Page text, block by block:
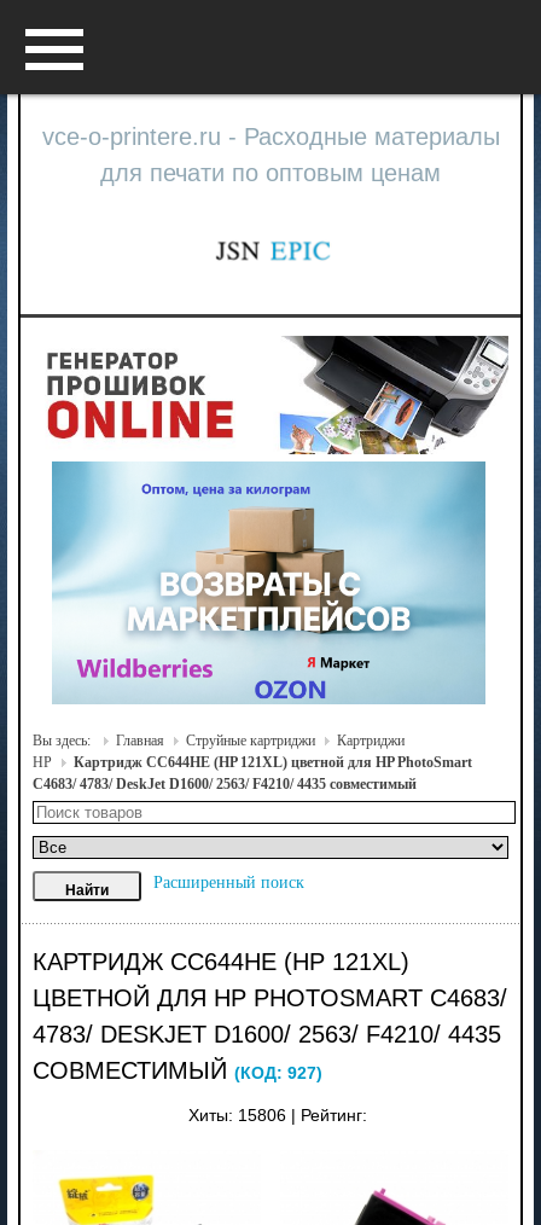
vce-o-printere.ru - Расходные материалы
для печати по оптовым ценам
Вы здесь: Главная Струйные картриджи
Картриджи
HP
Картридж CC644HE (HP 121XL) цветной для HP PhotoSmart
C4683/ 4783/ DeskJet D1600/ 2563/ F4210/ 4435 совместимый
Расширенный поиск
КАРТРИДЖ CC644HE (HP 121XL)
ЦВЕТНОЙ ДЛЯ HP PHOTOSMART C4683/
4783/ DESKJET D1600/ 2563/ F4210/ 4435
СОВМЕСТИМЫЙ (КОД: 927)
Хиты: 15806 Рейтинг: